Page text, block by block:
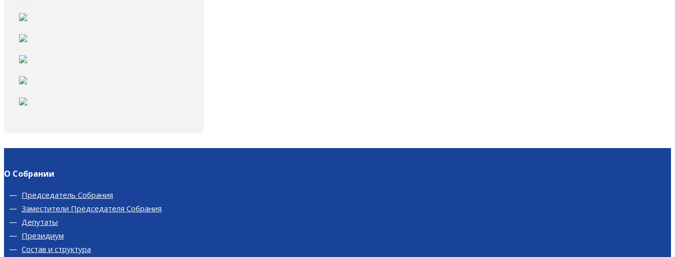
О Собрании
Председатель Собрания
Заместители Председателя Собрания
Депутаты
Президиум
Состав и структура